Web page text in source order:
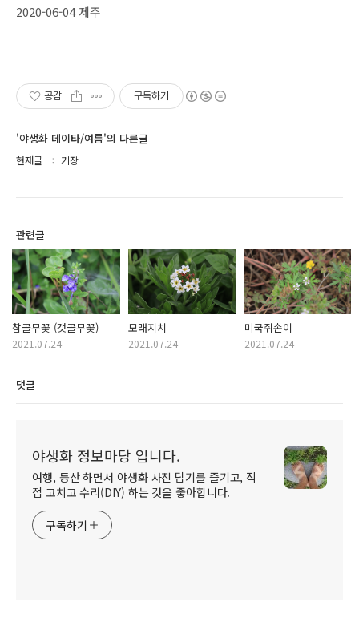
2020-06-04 제주
공감 구독하기
'야생화 데이타/여름'의 다른글
현재글 기장
관련글
참골무꽃 (갯골무꽃)
2021.07.24
모래지치
2021.07.24
미국쥐손이
2021.07.24
댓글
야생화 정보마당 입니다.
여행, 등산 하면서 야생화 사진 담기를 즐기고, 직
접 고치고 수리(DIY) 하는 것을 좋아합니다.
구독하기